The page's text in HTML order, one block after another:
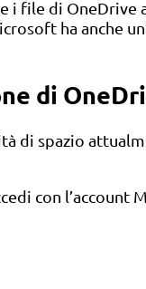
i file di
ha anche
di
di spazio
con l’account